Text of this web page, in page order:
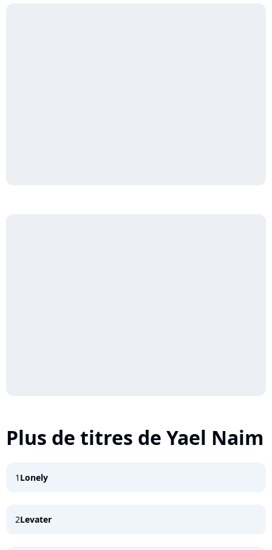
Plus de titres de Yael Naim
1 Lonely
2Levater